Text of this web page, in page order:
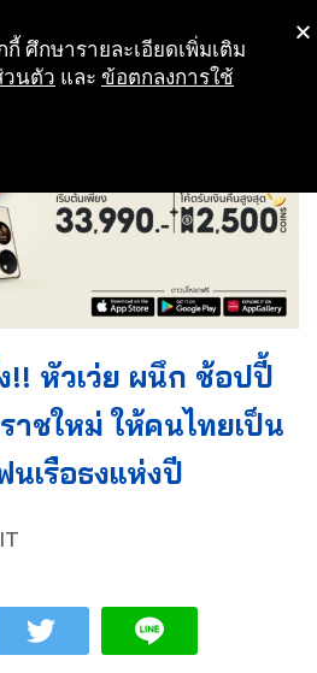
!! หัวเว่ย ผนึก ช้อปปี้
าชใหม่ ให้คนไทยเป็น
นเรือธงแห่งปี
IT
ศึกษารายละเอียดเพิ่มเติม
วนตัว และ ข้อตกลงการใช้